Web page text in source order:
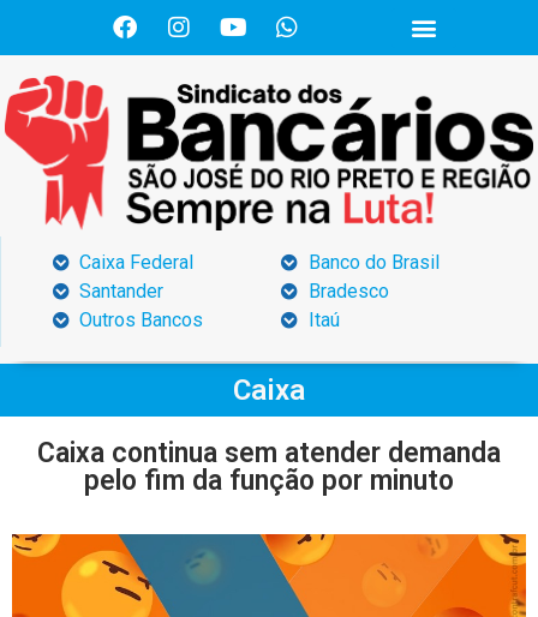
Caixa Federal
Santander
Outros Bancos
Banco do Brasil
Bradesco
Itaú
Caixa
Caixa continua sem atender demanda
pelo fim da função por minuto